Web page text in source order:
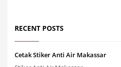
RECENT POSTS
Cetak Stiker Anti Air Makassar